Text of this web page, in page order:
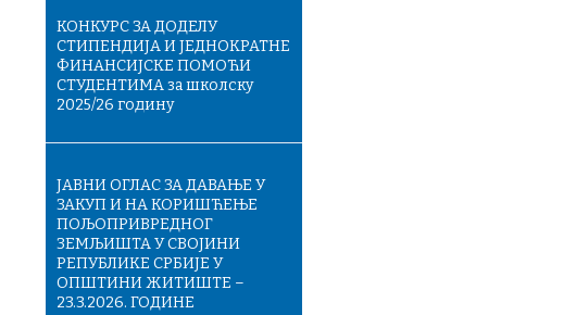
КОНКУРС ЗА ДОДЕЛУ
СТИПЕНДИЈА И ЈЕДНОКРАТНЕ
ФИНАНСИЈСКЕ ПОМОЋИ
СТУДЕНТИМА за школску
2025/26 годину
ЈАВНИ ОГЛАС ЗА ДАВАЊЕ У
ЗАКУП И НА КОРИШЋЕЊЕ
ПОЉОПРИВРЕДНОГ
ЗЕМЉИШТА У СВОЈИНИ
РЕПУБЛИКЕ СРБИЈЕ У
ОПШТИНИ ЖИТИШТЕ –
23.3.2026. ГОДИНЕ